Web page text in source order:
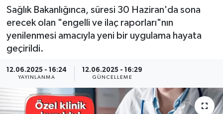
Sağlık Bakanlığınca, süresi 30 Haziran'da sona
erecek olan "engelli ve ilaç raporları"nın
yenilenmesi amacıyla yeni bir uygulama hayata
geçirildi.
12.06.2025 - 16:24
YAYINLANMA
12.06.2025 - 16:29
GÜNCELLEME
Sağlık
Son Dakika Haberleri
Haber Arşivi